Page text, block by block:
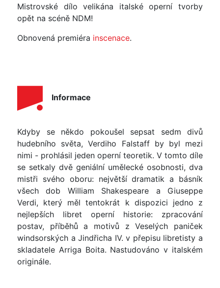
Mistrovské dílo velikána italské operní tvorby
opět na scéně NDM!
Obnovená premiéra inscenace.
Informace
Kdyby se někdo pokoušel sepsat sedm divů
hudebního světa, Verdiho Falstaff by byl mezi
nimi - prohlásil jeden operní teoretik. V tomto díle
se setkaly dvě geniální umělecké osobnosti, dva
mistři svého oboru: největší dramatik a básník
všech dob William Shakespeare a Giuseppe
Verdi, který měl tentokrát k dispozici jedno z
nejlepších libret operní historie: zpracování
postav, příběhů a motivů z Veselých paniček
windsorských a Jindřicha IV. v přepisu libretisty a
skladatele Arriga Boita. Nastudováno v italském
originále.